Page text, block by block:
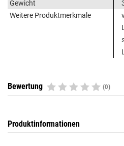
Gewicht
Weitere Produktmerkmale
Bewertung (0)
Produktinformationen